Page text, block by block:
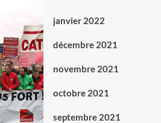
janvier 2022
décembre 2021
novembre 2021
octobre 2021
septembre 2021